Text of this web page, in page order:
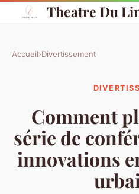
Theatre Du
Accueil›Divertissement
Comment
série de
innovations